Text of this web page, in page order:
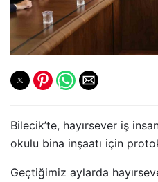
Bilecik’te, hayırsever iş
okulu bina inşaatı için
Geçtiğimiz aylarda